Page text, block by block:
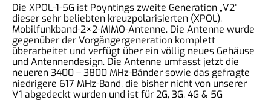
Die XPOL-1-5G ist Poyntings zweite Generation „V2“
dieser sehr beliebten kreuzpolarisierten (XPOL),
Mobilfunkband-2×2-MIMO-Antenne. Die Antenne wurde
gegenüber der Vorgängergeneration komplett
überarbeitet und verfügt über ein völlig neues Gehäuse
und Antennendesign. Die Antenne umfasst jetzt die
neueren 3400 – 3800 MHz-Bänder sowie das gefragte
niedrigere 617 MHz-Band, die bisher nicht von unserer
V1 abgedeckt wurden und ist für 2G, 3G, 4G & 5G